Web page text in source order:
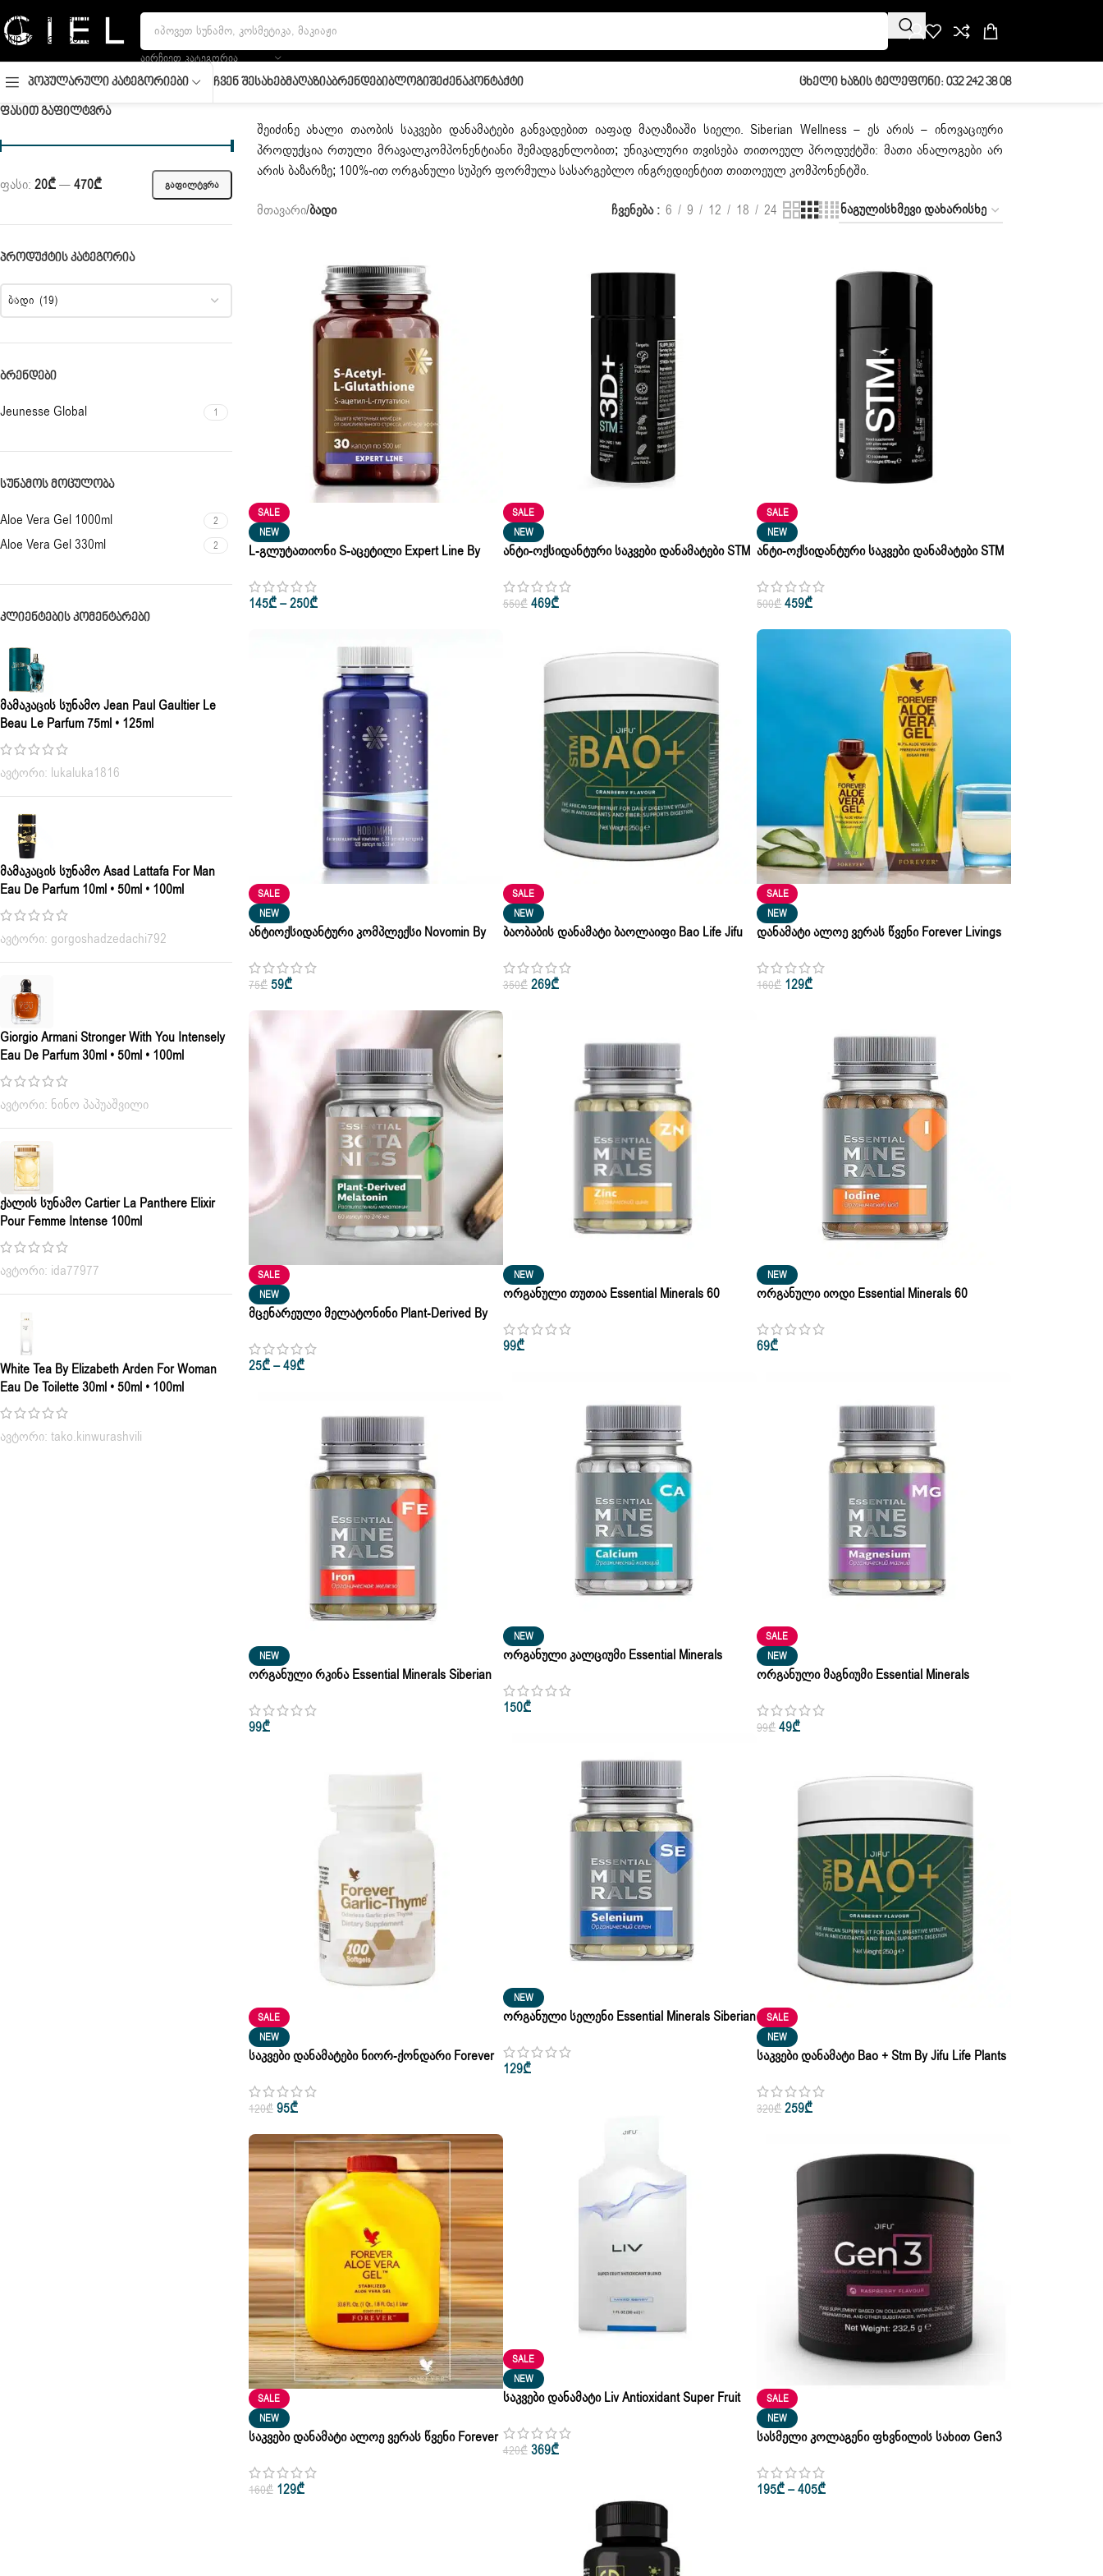
Skip to navigation
Skip to main content
ᲐᲘᲠᲩᲘᲔᲗ ᲙᲐᲢᲔᲒᲝᲠᲘᲐ
Პოპულარული Კატეგორიები Ჩვენ ᲨესახებᲛაღაზიაᲑრენდებიᲑლოგიᲨეძენაᲙონტაქტი Ცხელი Ხაზის Ტელეფონი: 032 242 38 08
ᲤᲐᲡᲘᲗ ᲒᲐᲤᲘᲚᲢᲕᲠᲐ
ᲒᲐᲤᲘᲚᲢᲕᲠᲐ
ფასი: 20₾—470₾
ᲞᲠᲝᲓᲣᲥᲢᲘᲡ ᲙᲐᲢᲔᲒᲝᲠᲘᲐ
ბადი (19)
ᲑᲠᲔᲜᲓᲔᲑᲘ
Jeunesse Global 1
ᲡᲣᲜᲐᲛᲝᲡ ᲛᲝᲪᲣᲚᲝᲑᲐ
Aloe Vera Gel 1000ml 2
Aloe Vera Gel 330ml 2
ᲙᲚᲘᲔᲜᲢᲔᲑᲘᲡ ᲙᲝᲛᲔᲜᲢᲐᲠᲔᲑᲘ
Მამაკაცის Სუნამო Jean Paul Gaultier Le
Beau Le Parfum 75ml • 125ml
ავტორი: lukaluka1816
Მამაკაცის Სუნამო Asad Lattafa For Man
Eau De Parfum 10ml • 50ml • 100ml
ავტორი: gorgoshadzedachi792
Giorgio Armani Stronger With You Intensely
Eau De Parfum 30ml • 50ml • 100ml
ავტორი: ნინო პაპუაშვილი
Ქალის Სუნამო Cartier La Panthere Elixir
Pour Femme Intense 100ml
ავტორი: ida77977
White Tea By Elizabeth Arden For Woman
Eau De Toilette 30ml • 50ml • 100ml
ავტორი: tako.kinwurashvili
შეიძინე ახალი თაობის საკვები დანამატები განვადებით იაფად მაღაზიაში სიელი. Siberian Wellness – ეს არის – ინოვაციური
პროდუქცია რთული მრავალკომპონენტიანი შემადგენლობით; უნიკალური თვისება თითოეულ პროდუქტში: მათი ანალოგები არ
არის ბაზარზე; 100%-ით ორგანული სუპერ ფორმულა სასარგებლო ინგრედიენტით თითოეულ კომპონენტში.
მთავარი/ბადი ჩვენება 6 9 12 18 24
SALE
NEW
L-Გლუტათიონი S-Აცეტილი Expert Line By
145₾–250₾
SALE
NEW
Ანტი-Ოქსიდანტური Საკვები Დანამატები STM
550₾ 469₾
SALE
NEW
Ანტი-Ოქსიდანტური Საკვები Დანამატები STM
500₾ 459₾
SALE
NEW
Ანტიოქსიდანტური Კომპლექსი Novomin By
75₾ 59₾
SALE
NEW
Ბაობაბის Დანამატი Ბაოლაიფი Bao Life Jifu
350₾ 269₾
SALE
NEW
Დანამატი Ალოე Ვერას Წვენი Forever Livings
160₾ 129₾
SALE
NEW
Მცენარეული Მელატონინი Plant-Derived By
25₾–49₾
NEW
Ორგანული Თუთია Essential Minerals 60
99₾
NEW
Ორგანული Იოდი Essential Minerals 60
69₾
NEW
Ორგანული Კალციუმი Essential Minerals
150₾
SALE
NEW
Ორგანული Მაგნიუმი Essential Minerals
99₾ 49₾
NEW
Ორგანული Რკინა Essential Minerals Siberian
99₾
NEW
Ორგანული Სელენი Essential Minerals Siberian
129₾
SALE
NEW
Საკვები Დანამატები Ნიორ-Ქონდარი Forever
120₾ 95₾
SALE
NEW
Საკვები Დანამატი Bao + Stm By Jifu Life Plants
320₾ 259₾
SALE
NEW
Საკვები Დანამატი Liv Antioxidant Super Fruit
420₾ 369₾
SALE
NEW
Საკვები Დანამატი Ალოე Ვერას Წვენი Forever
160₾ 129₾
SALE
NEW
Სასმელი Კოლაგენი Ფხვნილის Სახით Gen3
195₾–405₾